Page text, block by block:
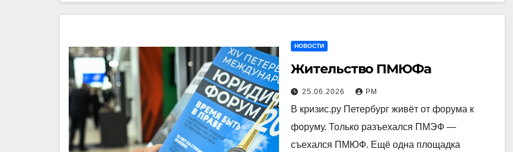
НОВОСТИ
Жительство ПМЮФа
25.06.2026 РМ
В кризис.ру Петербург живёт от форума к
форуму. Только разъехался ПМЭФ —
съехался ПМЮФ. Ещё одна площадка